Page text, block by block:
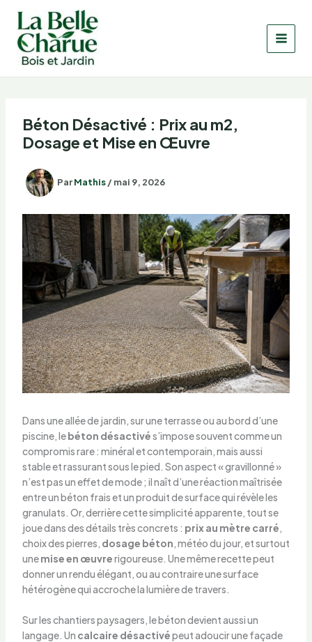
contenu
Béton Désactivé : Prix au m2,
Dosage et Mise en Œuvre
ParMathis/mai 9, 2026
Dans une allée de jardin, sur une terrasse ou au bord d’une
piscine, lebéton désactivés’impose souvent comme un
compromis rare : minéral et contemporain, mais aussi
stable et rassurant sous le pied. Son aspect « gravillonné »
n’est pas un effet de mode ; il naît d’une réaction maîtrisée
entre un béton frais et un produit de surface qui révèle les
granulats. Or, derrière cette simplicité apparente, tout se
joue dans des détails très concrets : prix au mètre carré
choix des pierres, dosage béton , météo du jour, et surtout
unemise en œuvrerigoureuse. Une même recette peut
donner un rendu élégant, ou au contraire une surface
hétérogène qui accroche la lumière de travers.
Sur les chantiers paysagers, le béton devient aussi un
langage. Un calcaire désactivépeut adoucir une façade